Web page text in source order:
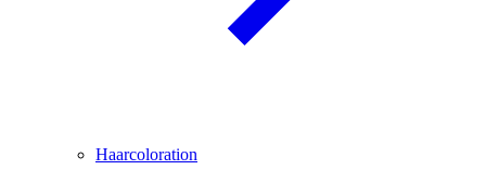
Haarcoloration